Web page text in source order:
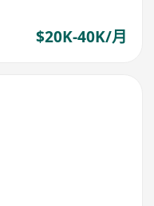
$20K-40K/月